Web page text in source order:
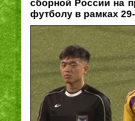
сборной России на
футболу в рамках